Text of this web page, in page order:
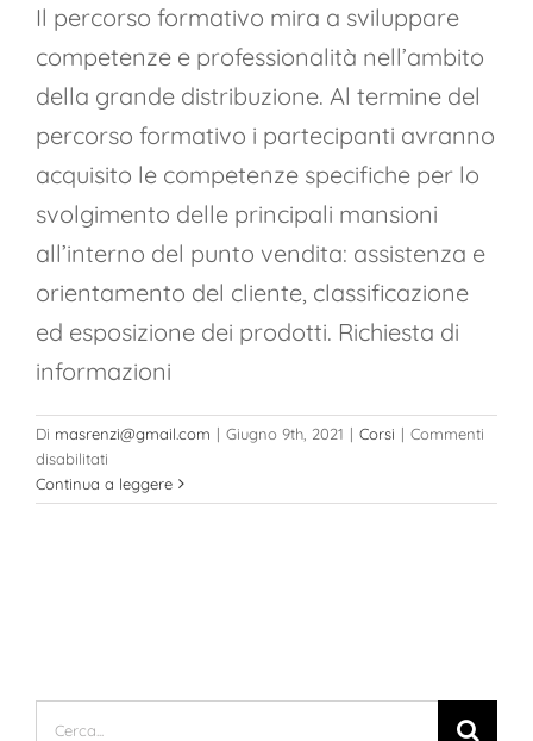
Il percorso formativo mira a sviluppare
competenze e professionalità nell’ambito
della grande distribuzione. Al termine del
percorso formativo i partecipanti avranno
acquisito le competenze specifiche per lo
svolgimento delle principali mansioni
all’interno del punto vendita: assistenza e
orientamento del cliente, classificazione
ed esposizione dei prodotti. Richiesta di
informazioni
Di masrenzi@gmail.com | Giugno 9th, 2021 | Corsi | Commenti
disabilitati
Corso
di
Continua a leggere
Cerca